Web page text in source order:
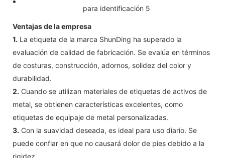
Ventajas de la empresa
1. La etiqueta de la marca ShunDing ha superado la
evaluación de calidad de fabricación. Se evalúa en términos
de costuras, construcción, adornos, solidez del color y
durabilidad.
2. Cuando se utilizan materiales de etiquetas de activos de
metal, se obtienen características excelentes, como
etiquetas de equipaje de metal personalizadas.
3. Con la suavidad deseada, es ideal para uso diario. Se
puede confiar en que no causará dolor de pies debido a la
rigidez.